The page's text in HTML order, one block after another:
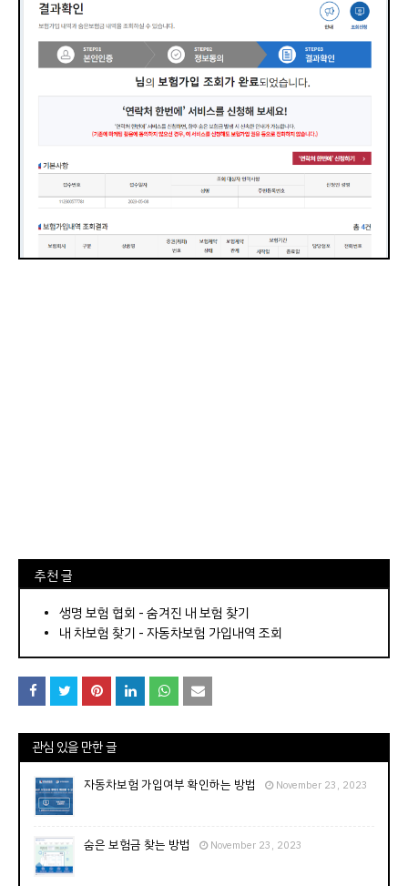
⠀추천 글
⠀­­­­­­­­؜؜؜؜­­­­­­­­؜؜؜؜• 생명 보험 협회 - 숨겨진 내 보험 찾기
내 차보험 찾기 - 자동차보험 가입내역 조회
관심 있을 만한 글
자동차보험 가입여부 확인하는 방법 November 23, 2023
숨은 보험금 찾는 방법 November 23, 2023